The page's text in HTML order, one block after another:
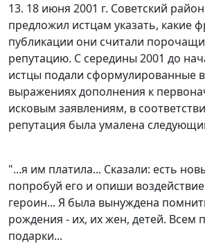
13. 18 июня 2001 г. Советский
предложил истцам указать, какие
публикации они считали
репутацию. С середины 2001 до
истцы подали сформулированные
выражениях дополнения к
исковым заявлениям, в
репутация была умалена
"...я им платила... Сказали: есть
попробуй его и опиши
героин... Я была вынуждена
рождения - их, их жен, детей. Всем
подарки...